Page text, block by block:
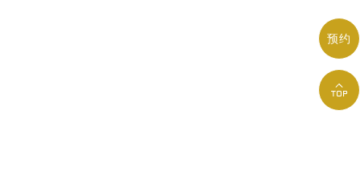
预约
